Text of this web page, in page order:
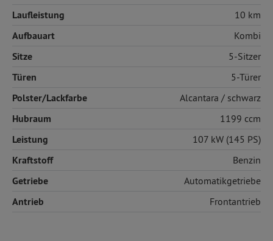
Laufleistung 10 km
Aufbauart Kombi
Sitze 5-Sitzer
Türen 5-Türer
Polster/Lackfarbe Alcantara / schwarz
Hubraum 1199 ccm
Leistung 107 kW (145 PS)
Kraftstoff Benzin
Getriebe Automatikgetriebe
Antrieb Frontantrieb